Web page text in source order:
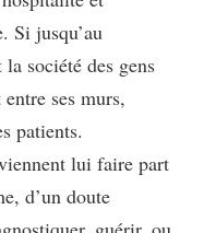
Si jusqu’au
société des gens
ses murs,
patients.
lui faire part
d’un doute